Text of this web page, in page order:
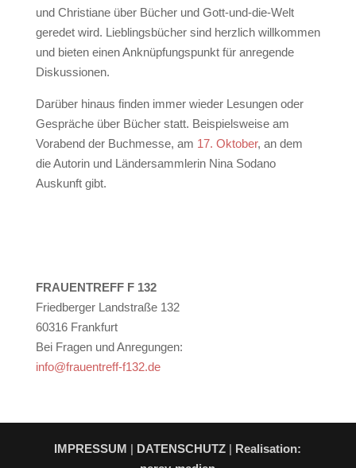
und Christiane über Bücher und Gott-und-die-Welt
geredet wird. Lieblingsbücher sind herzlich willkommen
und bieten einen Anknüpfungspunkt für anregende
Diskussionen.
Darüber hinaus finden immer wieder Lesungen oder
Gespräche über Bücher statt. Beispielsweise am
Vorabend der Buchmesse, am 17. Oktober, an dem
die Autorin und Ländersammlerin Nina Sodano
Auskunft gibt.
FRAUENTREFF F 132
Friedberger Landstraße 132
60316 Frankfurt
Bei Fragen und Anregungen:
info@frauentreff-f132.de
IMPRESSUM | DATENSCHUTZ | Realisation: